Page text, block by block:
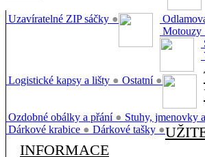
Uzavíratelné ZIP sáčky ●
Motouzy
Logistické kapsy a lišty ● Ostatní ●
Ozdobné obálky a přání ● Stuhy, jmenovky
Dárkové krabice ● Dárkové tašky ●
INFORMACE